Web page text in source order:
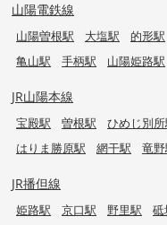
山陽電鉄線
山陽曽根駅 大塩駅 的形駅
亀山駅
手柄駅 山陽姫路駅
JR山陽本線
宝殿駅 曽根駅 ひめじ別
はりま勝原駅
網干駅 竜
JR播但線
姫路駅 京口駅 野里駅 砥